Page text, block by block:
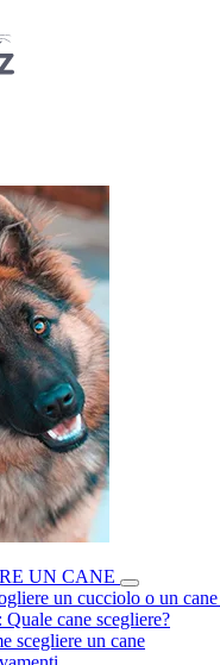
UN CANE
un cucciolo o un
Quale cane scegliere?
scegliere un cane